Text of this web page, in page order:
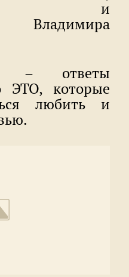
и
– ответы
ЭТО, которые
любить и